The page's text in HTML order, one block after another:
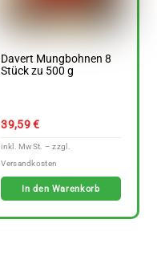
Davert Mungbohnen 8
Stück zu 500 g
39,59€
In den Warenkorb